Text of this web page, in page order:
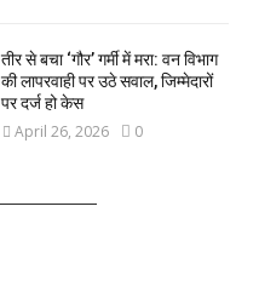
तीर से बचा ‘गौर’ गर्मी में मरा: वन विभाग
की लापरवाही पर उठे सवाल, जिम्मेदारों
पर दर्ज हो केस
April 26, 2026 0